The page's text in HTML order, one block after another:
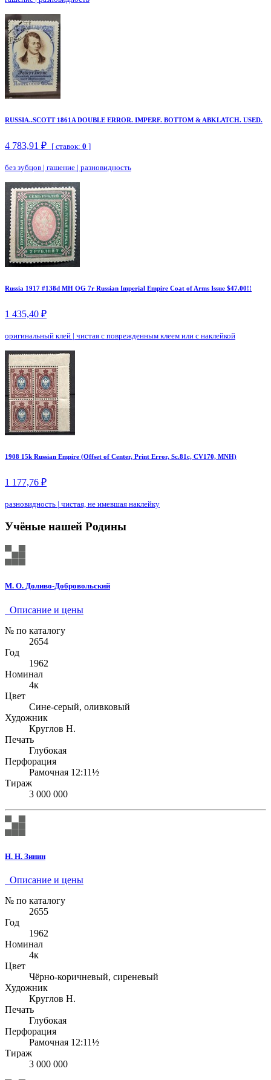
RUSSIA..SCOTT 1861A DOUBLE ERROR. IMPERF. BOTTOM & ABKLATCH. USED.
4 783,91 ₽ [ ставок: 0 ]
без зубцов | гашение | разновидность
Russia 1917 #138d MH OG 7r Russian Imperial Empire Coat of Arms Issue $47.00!!
1 435,40 ₽
оригинальный клей | чистая с поврежденным клеем или с наклейкой
1908 15k Russian Empire (Offset of Center, Print Error, Sc.81c, CV170, MNH)
1 177,76 ₽
разновидность | чистая, не имевшая наклейку
Учёные нашей Родины
М. О. Доливо-Добровольский
Описание и цены
№ по каталогу
2654
Год
1962
Номинал
4к
Цвет
Сине-серый, оливковый
Художник
Круглов Н.
Печать
Глубокая
Перфорация
Рамочная 12:11½
Тираж
3 000 000
Н. Н. Зинин
Описание и цены
№ по каталогу
2655
Год
1962
Номинал
4к
Цвет
Чёрно-коричневый, сиреневый
Художник
Круглов Н.
Печать
Глубокая
Перфорация
Рамочная 12:11½
Тираж
3 000 000